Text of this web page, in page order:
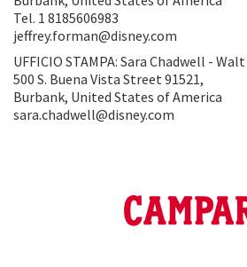
Tel. 1 8185606983
jeffrey.forman@disney.com
UFFICIO STAMPA: Sara Chadwell -
500 S. Buena Vista Street 91521,
Burbank, United States of America
sara.chadwell@disney.com